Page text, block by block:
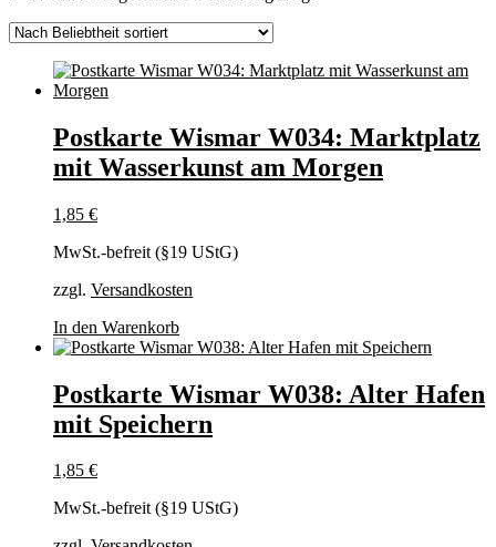
Postkarte Wismar W034: Marktplatz
mit Wasserkunst am Morgen
1,85 €
MwSt.-befreit (§19 UStG)
zzgl. Versandkosten
In den Warenkorb
Postkarte Wismar W038: Alter Hafen
mit Speichern
1,85 €
MwSt.-befreit (§19 UStG)